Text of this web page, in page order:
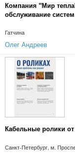
Компания "Мир
обслуживание
Гатчина
Олег Андреев
Кабельные ролики
Санкт-Петербург, м.